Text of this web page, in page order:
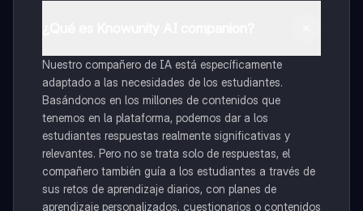
Nuestro compañero de IA está específicamente
adaptado a las necesidades de los estudiantes.
Basándonos en los millones de contenidos que
tenemos en la plataforma, podemos dar a los
estudiantes respuestas realmente significativas y
relevantes. Pero no se trata solo de respuestas, el
compañero también guía a los estudiantes a través de
sus retos de aprendizaje diarios, con planes de
aprendizaje personalizados, cuestionarios o contenidos